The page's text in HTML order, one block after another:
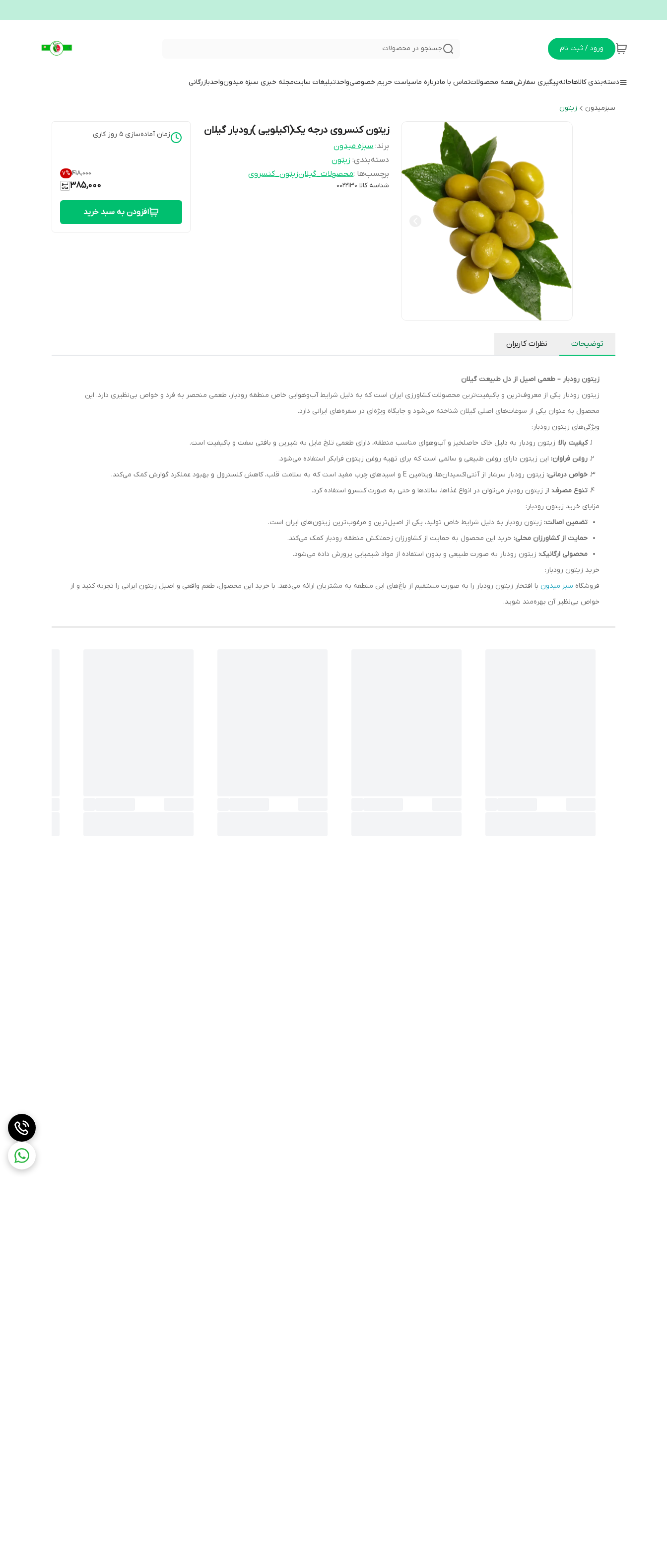
ورود / ثبت نام جستجو در محصولات
دسته‌بندی کالاهاخانهپیگیری سفارشهمه محصولاتتماس با مادرباره ماسیاست حریم خصوصیواحدتبلیغات سایتمجله خبری سبزه میدونواحدبازرگانی
سبزمیدون زیتون
زیتون کنسروی درجه یک(1کیلویی )رودبار گیلان
برند: سبزه میدون
دسته‌بندی: زیتون
برچسب‌ها :محصولات_گیلانزیتون_کنسروی
شناسه کالا 0022130
زمان آماده‌سازی 5 روز کاری
۴۱۸٬۰۰۰ 7%
385,000
افزودن به سبد خرید
توضیحات نظرات کاربران
زیتون رودبار – طعمی اصیل از دل طبیعت گیلان
زیتون رودبار یکی از معروف‌ترین و باکیفیت‌ترین محصولات کشاورزی ایران است که به دلیل شرایط آب‌وهوایی خاص منطقه رودبار، طعمی منحصر به فرد و خواص بی‌نظیری دارد. این
محصول به عنوان یکی از سوغات‌های اصلی گیلان شناخته می‌شود و جایگاه ویژه‌ای در سفره‌های ایرانی دارد.
ویژگی‌های زیتون رودبار:
کیفیت بالا: زیتون رودبار به دلیل خاک حاصلخیز و آب‌وهوای مناسب منطقه، دارای طعمی تلخ مایل به شیرین و بافتی سفت و باکیفیت است.
روغن فراوان: این زیتون دارای روغن طبیعی و سالمی است که برای تهیه روغن زیتون فرابکر استفاده می‌شود.
خواص درمانی: زیتون رودبار سرشار از آنتی‌اکسیدان‌ها، ویتامین E و اسیدهای چرب مفید است که به سلامت قلب، کاهش کلسترول و بهبود عملکرد گوارش کمک می‌کند.
تنوع مصرف: از زیتون رودبار می‌توان در انواع غذاها، سالادها و حتی به صورت کنسرو استفاده کرد.
مزایای خرید زیتون رودبار:
تضمین اصالت: زیتون رودبار به دلیل شرایط خاص تولید، یکی از اصیل‌ترین و مرغوب‌ترین زیتون‌های ایران است.
حمایت از کشاورزان محلی: خرید این محصول به حمایت از کشاورزان زحمتکش منطقه رودبار کمک می‌کند.
محصولی ارگانیک: زیتون رودبار به صورت طبیعی و بدون استفاده از مواد شیمیایی پرورش داده می‌شود.
خرید زیتون رودبار:
فروشگاه سبز میدون با افتخار زیتون رودبار را به صورت مستقیم از باغ‌های این منطقه به مشتریان ارائه می‌دهد. با خرید این محصول، طعم واقعی و اصیل زیتون ایرانی را تجربه کنید و از
خواص بی‌نظیر آن بهره‌مند شوید.